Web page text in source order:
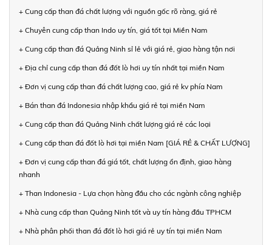
+ Cung cấp than đá chất lượng với nguồn gốc rõ ràng, giá rẻ
+ Chuyên cung cấp than Indo uy tín, giá tốt tại Miền Nam
+ Cung cấp than đá Quảng Ninh sỉ lẻ với giá rẻ, giao hàng tận nơi
+ Địa chỉ cung cấp than đá đốt lò hơi uy tín nhất tại miền Nam
+ Đơn vị cung cấp than đá chất lượng cao, giá rẻ kv phía Nam
+ Bán than đá Indonesia nhập khẩu giá rẻ tại miền Nam
+ Cung cấp than đá Quảng Ninh chất lượng giá rẻ các loại
+ Cung cấp than đá đốt lò hơi tại miền Nam [GIÁ RẺ & CHẤT LƯỢNG]
+ Đơn vị cung cấp than đá giá tốt, chất lượng ổn định, giao hàng
nhanh
+ Than Indonesia - Lựa chọn hàng đầu cho các ngành công nghiệp
+ Nhà cung cấp than Quảng Ninh tốt và uy tín hàng đầu TPHCM
+ Nhà phân phối than đá đốt lò hơi giá rẻ uy tín tại miền Nam